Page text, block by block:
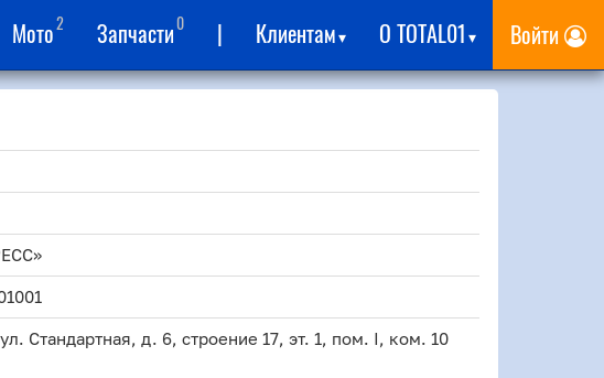
Мото2 Запчасти0 | Клиентам▾ О TOTAL01▾ Войти
Стандартная, д. 6, строение 17, эт. 1, пом. I, ком. 10